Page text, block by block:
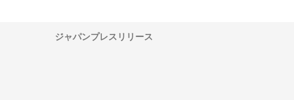
ジャパンプレスリリース